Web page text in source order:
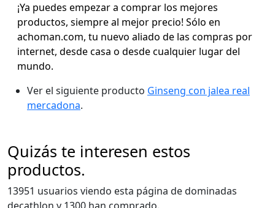
¡Ya puedes empezar a comprar los mejores
productos, siempre al mejor precio! Sólo en
achoman.com, tu nuevo aliado de las compras por
internet, desde casa o desde cualquier lugar del
mundo.
Ver el siguiente producto Ginseng con jalea real
mercadona.
Quizás te interesen estos
productos.
13951 usuarios viendo esta página de dominadas